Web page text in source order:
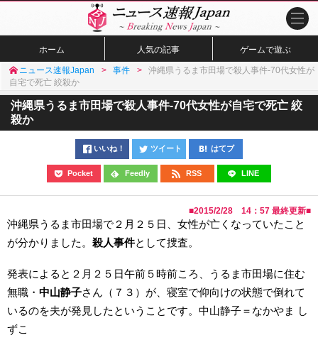
ホーム 人気の記事 ゲームで遊ぶ
ニュース速報Japan 事件
沖縄県うるま市田場で殺人事件-70代女性が
自宅で死亡 絞殺か
沖縄県うるま市田場で殺人事件-70代女性が自宅で死亡 絞
殺か
いいね！ ツイート はてブ
Pocket Feedly RSS LINE
■2015/2/28 14：57 最終更新■
沖縄県うるま市田場で２月２５日、女性が亡くなっていたこと
が分かりました。 殺人事件として捜査。
発表によると２月２５日午前５時前ころ、うるま市田場に住む
無職・ 中山静子さん（７３）が、寝室で仰向けの状態で倒れて
いるのを夫が発見したということです。中山静子＝なかやま し
ずこ